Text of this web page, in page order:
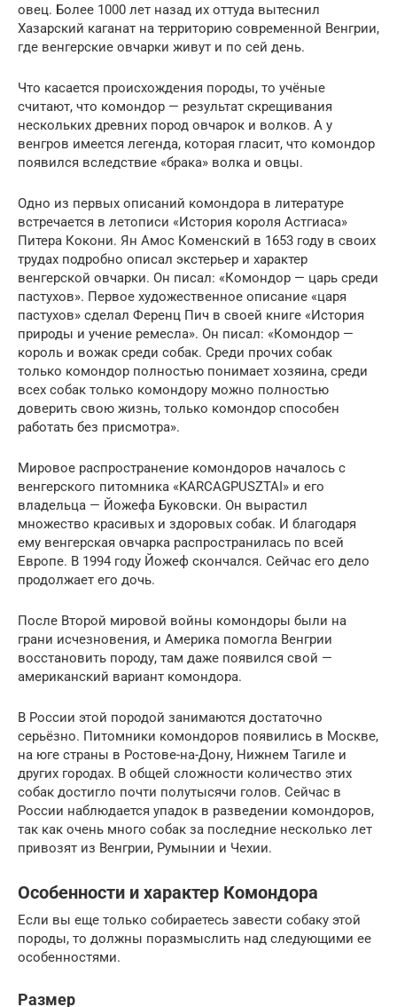
овец. Более 1000 лет назад их оттуда вытеснил
Хазарский каганат на территорию современной Венгрии,
где венгерские овчарки живут и по сей день.
Что касается происхождения породы, то учёные
считают, что комондор — результат скрещивания
нескольких древних пород овчарок и волков. А у
венгров имеется легенда, которая гласит, что комондор
появился вследствие «брака» волка и овцы.
Одно из первых описаний комондора в литературе
встречается в летописи «История короля Астгиаса»
Питера Кокони. Ян Амос Коменский в 1653 году в своих
трудах подробно описал экстерьер и характер
венгерской овчарки. Он писал: «Комондор — царь среди
пастухов». Первое художественное описание «царя
пастухов» сделал Ференц Пич в своей книге «История
природы и учение ремесла». Он писал: «Комондор —
король и вожак среди собак. Среди прочих собак
только комондор полностью понимает хозяина, среди
всех собак только комондору можно полностью
доверить свою жизнь, только комондор способен
работать без присмотра».
Мировое распространение комондоров началось с
венгерского питомника «KARCAGPUSZTAI» и его
владельца — Йожефа Буковски. Он вырастил
множество красивых и здоровых собак. И благодаря
ему венгерская овчарка распространилась по всей
Европе. В 1994 году Йожеф скончался. Сейчас его дело
продолжает его дочь.
После Второй мировой войны комондоры были на
грани исчезновения, и Америка помогла Венгрии
восстановить породу, там даже появился свой —
американский вариант комондора.
В России этой породой занимаются достаточно
серьёзно. Питомники комондоров появились в Москве,
на юге страны в Ростове-на-Дону, Нижнем Тагиле и
других городах. В общей сложности количество этих
собак достигло почти полутысячи голов. Сейчас в
России наблюдается упадок в разведении комондоров,
так как очень много собак за последние несколько лет
привозят из Венгрии, Румынии и Чехии.
Особенности и характер Комондора
Если вы еще только собираетесь завести собаку этой
породы, то должны поразмыслить над следующими ее
особенностями.
Размер